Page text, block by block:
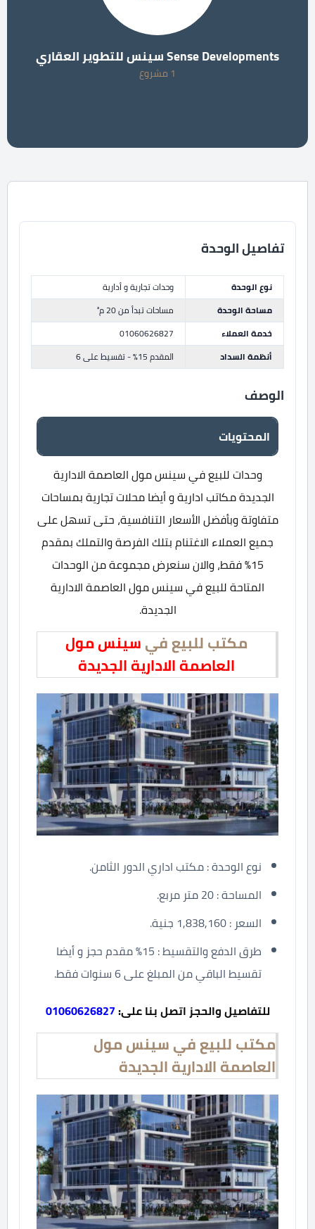
Sense Developments سينس للتطوير العقاري
1 مشروع
تفاصيل الوحدة
نوع الوحدة
وحدات تجارية و أدارية
مساحة الوحدة
مساحات تبدأ من 20 م²
خدمة العملاء
01060626827
أنظمة السداد
المقدم 15% - تقسيط على 6
الوصف
المحتويات
وحدات للبيع في سينس مول العاصمة الادارية
الجديدة مكاتب ادارية و أيضا محلات تجارية بمساحات
متفاوتة وبأفضل الأسعار التنافسية، حتى تسهل على
جميع العملاء الاغتنام بتلك الفرصة والتملك بمقدم
15% فقط، والان سنعرض مجموعة من الوحدات
المتاحة للبيع في سينس مول العاصمة الادارية
الجديدة.
مكتب للبيع فيسينس مول
العاصمة الادارية الجديدة
نوع الوحدة : مكتب اداري الدور الثامن.
المساحة : 20 متر مربع.
السعر : 1,838,160 جنية.
طرق الدفع والتقسيط : 15% مقدم حجز و أيضا
تقسيط الباقي من المبلغ على 6 سنوات فقط.
للتفاصيل والحجز اتصل بنا على:01060626827
مكتب للبيع في سينس مول
العاصمة الادارية الجديدة